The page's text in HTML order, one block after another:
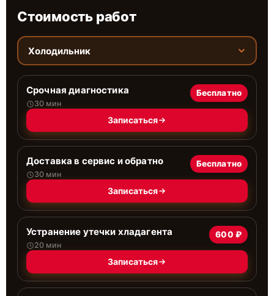
Стоимость работ
Холодильник
Срочная диагностика
30 мин
Бесплатно
Записаться
Доставка в сервис и обратно
30 мин
Бесплатно
Записаться
Устранение утечки хладагента
20 мин
600 ₽
Записаться